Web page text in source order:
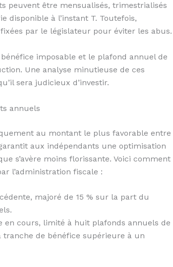
peuvent être mensualisés, trimestrialisés
disponible à l’instant T. Toutefois,
par le législateur pour éviter les abus.
imposable et le plafond annuel de
Une analyse minutieuse de ces
sera judicieux d’investir.
annuels
au montant le plus favorable entre
aux indépendants une optimisation
s’avère moins florissante. Voici comment
l’administration fiscale :
majoré de 15 % sur la part du
en cours, limité à huit plafonds annuels de
tranche de bénéfice supérieure à un